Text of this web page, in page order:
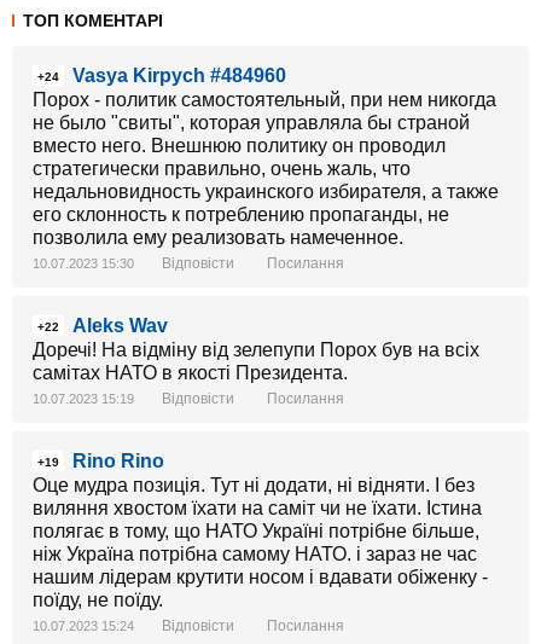
ТОП КОМЕНТАРІ
+24
Vasya Kirpych #484960
Порох - политик самостоятельный, при нем никогда
не было "свиты", которая управляла бы страной
вместо него. Внешнюю политику он проводил
стратегически правильно, очень жаль, что
недальновидность украинского избирателя, а также
его склонность к потреблению пропаганды, не
позволила ему реализовать намеченное.
10.07.2023 15:30 Відповісти Посилання
+22
Aleks Wav
Доречі! На відміну від зелепупи Порох був на всіх
самітах НАТО в якості Президента.
10.07.2023 15:19 Відповісти Посилання
+19
Rino Rino
Оце мудра позиція. Тут ні додати, ні відняти. І без
виляння хвостом їхати на саміт чи не їхати. Істина
полягає в тому, що НАТО Україні потрібне більше,
ніж Україна потрібна самому НАТО. і зараз не час
нашим лідерам крутити носом і вдавати обіженку -
поїду, не поїду.
10.07.2023 15:24 Відповісти Посилання